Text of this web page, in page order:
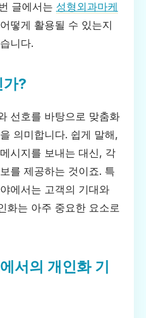
글에서는 성형외과마케
떻게 활용될 수 있는지
니다.
가?
선호를 바탕으로 맞춤화
의미합니다. 쉽게 말해,
시지를 보내는 대신, 각
를 제공하는 것이죠. 특
에서는 고객의 기대와
화는 아주 중요한 요소로
서의 개인화 기